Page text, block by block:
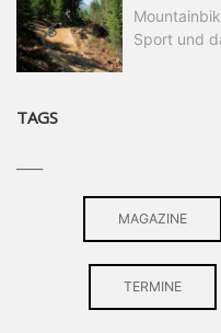
Sport und
TAGS
MAGAZINE
TERMINE